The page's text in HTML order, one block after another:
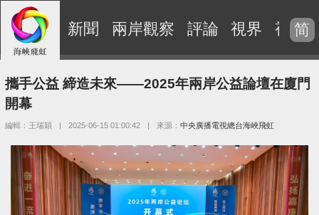
新聞 兩岸觀察 評論 視界 視頻
简
攜手公益 締造未來——2025年兩岸公益論壇在廈門
開幕
編輯：王瑞穎 | 2025-06-15 01:00:42 | 來源：中央廣播電視總台海峽飛虹